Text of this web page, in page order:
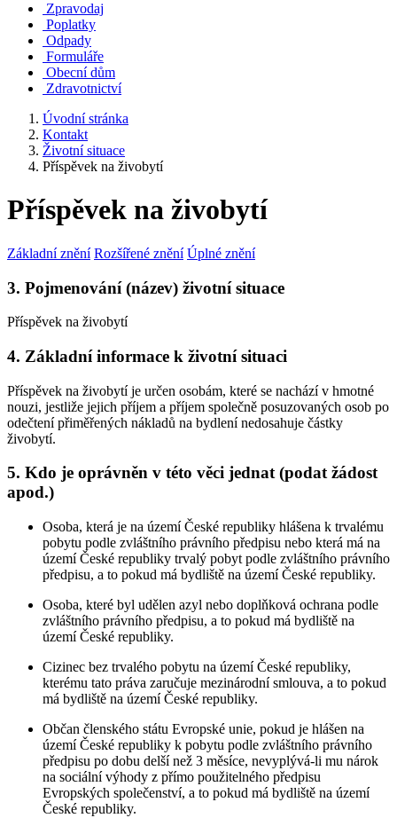
Zpravodaj
Poplatky
Odpady
Formuláře
Obecní dům
Zdravotnictví
Úvodní stránka
Kontakt
Životní situace
Příspěvek na živobytí
Příspěvek na živobytí
Základní znění Rozšířené znění Úplné znění
3. Pojmenování (název) životní situace
Příspěvek na živobytí
4. Základní informace k životní situaci
Příspěvek na živobytí je určen osobám, které se nachází v hmotné
nouzi, jestliže jejich příjem a příjem společně posuzovaných osob po
odečtení přiměřených nákladů na bydlení nedosahuje částky
živobytí.
5. Kdo je oprávněn v této věci jednat (podat žádost
apod.)
Osoba, která je na území České republiky hlášena k trvalému
pobytu podle zvláštního právního předpisu nebo která má na
území České republiky trvalý pobyt podle zvláštního právního
předpisu, a to pokud má bydliště na území České republiky.
Osoba, které byl udělen azyl nebo doplňková ochrana podle
zvláštního právního předpisu, a to pokud má bydliště na
území České republiky.
Cizinec bez trvalého pobytu na území České republiky,
kterému tato práva zaručuje mezinárodní smlouva, a to pokud
má bydliště na území České republiky.
Občan členského státu Evropské unie, pokud je hlášen na
území České republiky k pobytu podle zvláštního právního
předpisu po dobu delší než 3 měsíce, nevyplývá-li mu nárok
na sociální výhody z přímo použitelného předpisu
Evropských společenství, a to pokud má bydliště na území
České republiky.